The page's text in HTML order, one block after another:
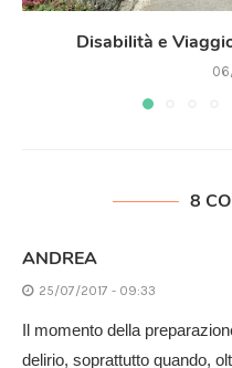
Disabilità e
8
ANDREA
25/07/2017 - 09:33
Il momento della
delirio, soprattutto quando,